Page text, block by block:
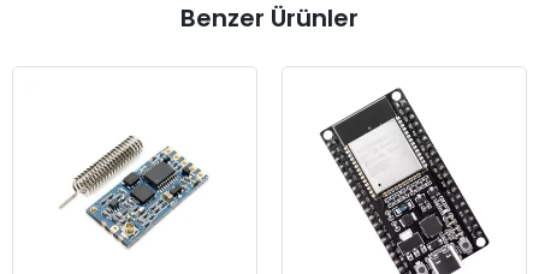
Benzer Ürünler